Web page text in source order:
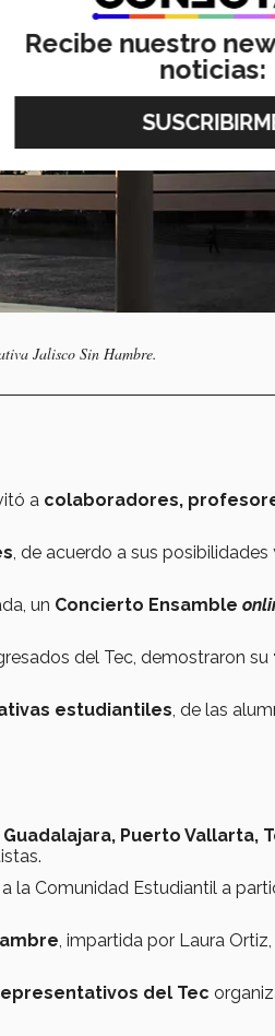
Jalisco Sin Hambre.
a colaboradores,
, de acuerdo a sus posibilidades
un Concierto Ensamble
del Tec, demostraron su
estudiantiles , de las
Guadalajara, Puerto Vallarta,
la Comunidad Estudiantil a
, impartida por Laura
del Tec
Recibe nuestro
noticias: